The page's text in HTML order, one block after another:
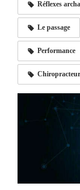
Réflexes
Le passage
Performance